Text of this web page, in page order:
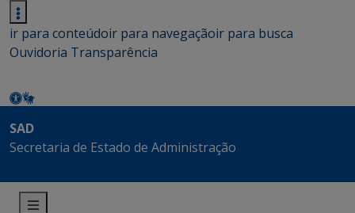
ir para conteúdoir para navegaçãoir para busca
Ouvidoria Transparência
SAD
Secretaria de Estado de Administração